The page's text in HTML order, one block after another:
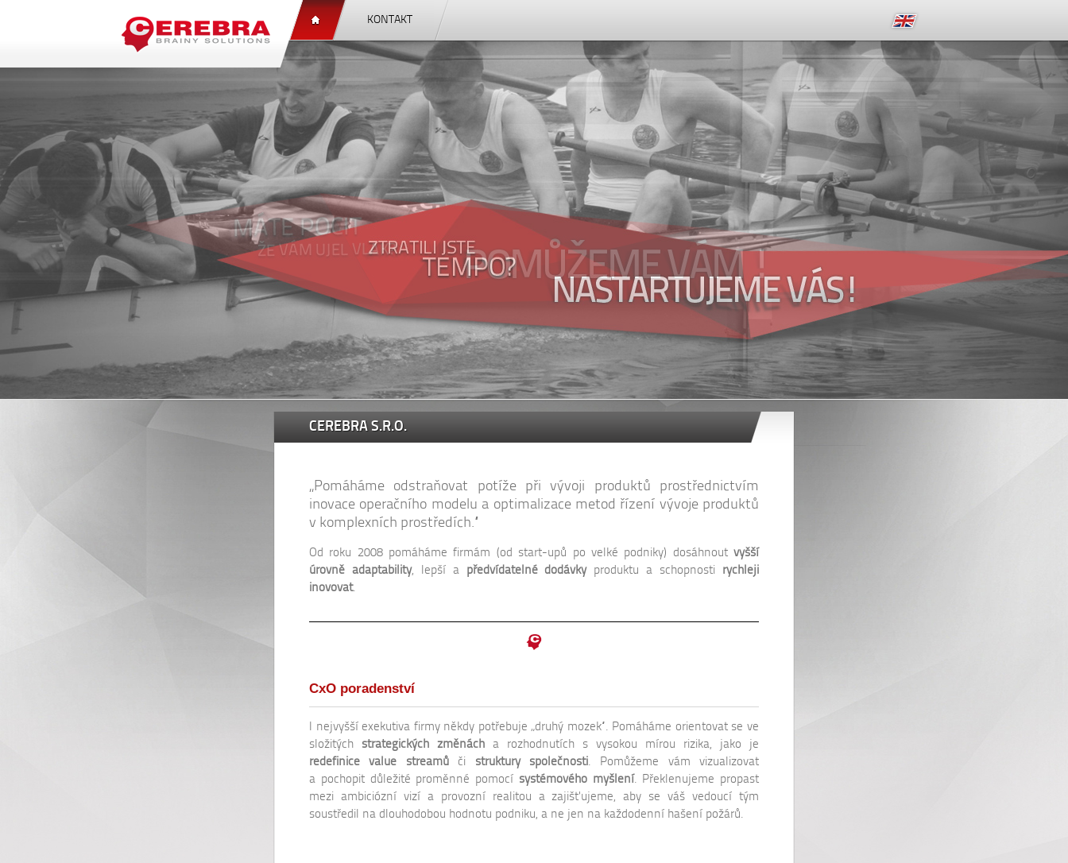
KONTAKT
CEREBRA S.R.O.
„Pomáháme odstraňovat potíže při vývoji produktů prostřednictvím
inovace operačního modelu a optimalizace metod řízení vývoje produktů
v komplexních prostředích.“
Od roku 2008 pomáháme firmám (od start-upů po velké podniky) dosáhnoutvyšší
úrovně adaptability, lepší a předvídatelné dodávky produktu a schopnosti rychleji
inovovat.
CxO poradenství
I nejvyšší exekutiva firmy někdy potřebuje „druhý mozek“. Pomáháme orientovat se ve
složitých strategických změnách a rozhodnutích s vysokou mírou rizika, jako je
redefinice value streamůči struktury společnosti. Pomůžeme vám vizualizovat
a pochopit důležité proměnné pomocí systémového myšlení. Překlenujeme propast
mezi ambiciózní vizí a provozní realitou a zajišťujeme, aby se váš vedoucí tým
soustředil na dlouhodobou hodnotu podniku, a ne jen na každodenní hašení požárů.